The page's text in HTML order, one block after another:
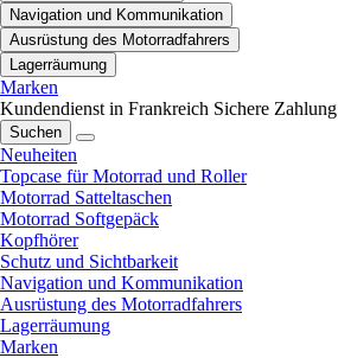
Navigation und Kommunikation
Ausrüstung des Motorradfahrers
Lagerräumung
Marken
Kundendienst in Frankreich Sichere Zahlung
Suchen
Neuheiten
Topcase für Motorrad und Roller
Motorrad Satteltaschen
Motorrad Softgepäck
Kopfhörer
Schutz und Sichtbarkeit
Navigation und Kommunikation
Ausrüstung des Motorradfahrers
Lagerräumung
Marken